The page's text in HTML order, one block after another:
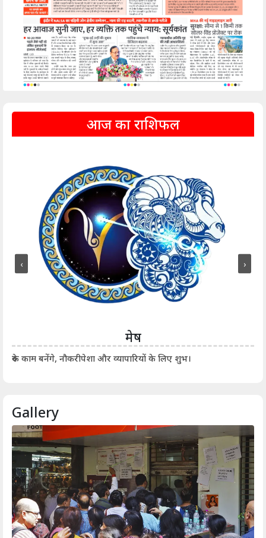
आज का राशिफल
मेष
रुके काम बनेंगे, नौकरीपेशा और व्यापारियों के लिए शुभ।
‹ ›
Gallery